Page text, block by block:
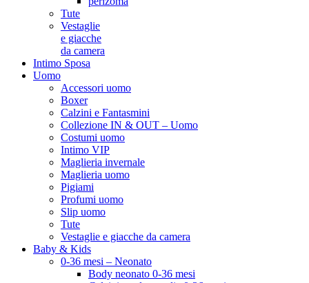
Tute
Vestaglie
e giacche
da camera
Intimo Sposa
Uomo
Accessori uomo
Boxer
Calzini e Fantasmini
Collezione IN & OUT – Uomo
Costumi uomo
Intimo VIP
Maglieria invernale
Maglieria uomo
Pigiami
Profumi uomo
Slip uomo
Tute
Vestaglie e giacche da camera
Baby & Kids
0-36 mesi – Neonato
Body neonato 0-36 mesi